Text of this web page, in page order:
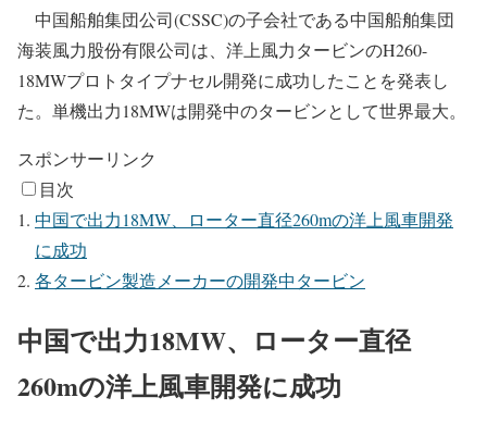
中国船舶集団公司(CSSC)の子会社である中国船舶集団
海装風力股份有限公司は、洋上風力タービンのH260-
18MWプロトタイプナセル開発に成功したことを発表し
た。単機出力18MWは開発中のタービンとして世界最大。
スポンサーリンク
目次
中国で出力18MW、ローター直径260mの洋上風車開発
に成功
各タービン製造メーカーの開発中タービン
中国で出力18MW、ローター直径
260mの洋上風車開発に成功